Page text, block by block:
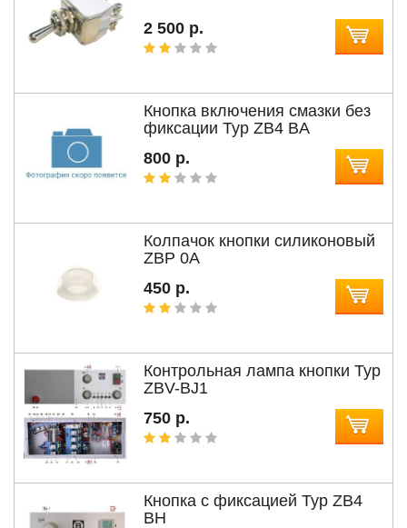
2 500 р.
Кнопка включения смазки без
фиксации Typ ZB4 BA
800 р.
Колпачок кнопки силиконовый
ZBP 0A
450 р.
Контрольная лампа кнопки Typ
ZBV-BJ1
750 р.
Кнопка с фиксацией Typ ZB4
BH